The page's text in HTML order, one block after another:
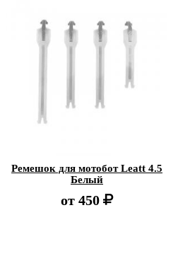
Ремешок для мотобот Leatt 4.5
Белый
от 450